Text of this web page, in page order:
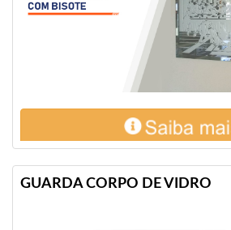
GUARDA CORPO DE VIDRO